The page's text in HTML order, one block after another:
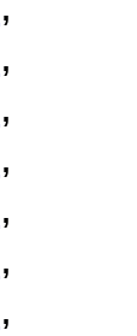
,
,
,
,
,
,